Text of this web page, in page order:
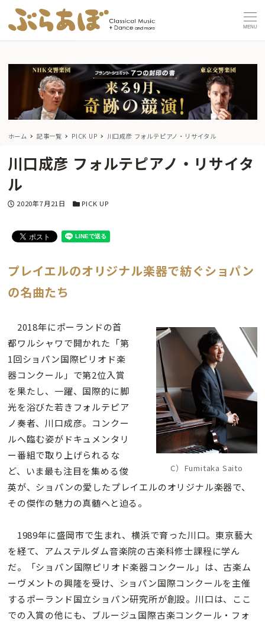
MENU
ホーム 記事一覧 PICK UP 川口成彦 フォルテピアノ・リサイタル
川口成彦 フォルテピアノ・リサイタ
ル
投稿日
2020年7月21日 カテゴリー
PICK UP
プレイエルのオリジナル楽器で紡ぐショパン
の名曲たち
C）Fumitaka Saito
2018年にポーランドの首
都ワルシャワで開かれた「第
1回ショパン国際ピリオド楽
器コンクール」で第2位入賞
を果たし、一躍、国際的に脚
光を浴びた若きフォルテピア
ノ奏者、川口成彦。コンクー
ルへ臨む姿がドキュメンタリ
ー番組で取り上げられるな
ど、いま最も注目を集める俊
英が、ショパンの愛したプレイエルのオリジナル楽器で、
その傑作の魅力の真髄へと迫る。
1989年に盛岡市で生まれ、横浜で育った川口。東京藝大
を経て、アムステルダム音楽院の古楽科修士課程に学ん
だ。「ショパン国際ピリオド楽器コンクール」は、古楽ム
ーヴメントの興隆を受け、ショパン国際コンクールを主催
するポーランド国立ショパン研究所が創設。川口は、ここ
での入賞の他にも、ブルージュ国際古楽コンクール・フォ